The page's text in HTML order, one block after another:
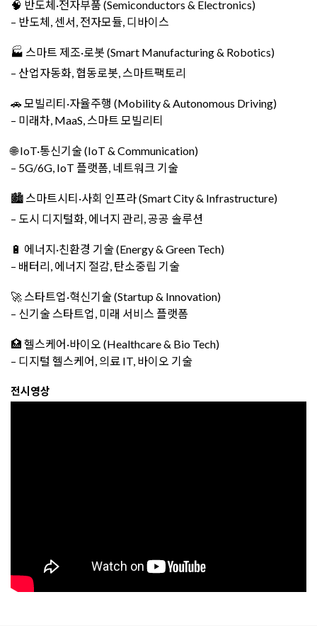
🧠 반도체·전자부품 (Semiconductors & Electronics)
– 반도체, 센서, 전자모듈, 디바이스
🏭 스마트 제조·로봇 (Smart Manufacturing & Robotics)
– 산업자동화, 협동로봇, 스마트팩토리
🚗 모빌리티·자율주행 (Mobility & Autonomous Driving)
– 미래차, MaaS, 스마트 모빌리티
🌐 IoT·통신기술 (IoT & Communication)
– 5G/6G, IoT 플랫폼, 네트워크 기술
🏙️ 스마트시티·사회 인프라 (Smart City & Infrastructure)
– 도시 디지털화, 에너지 관리, 공공 솔루션
🔋 에너지·친환경 기술 (Energy & Green Tech)
– 배터리, 에너지 절감, 탄소중립 기술
🚀 스타트업·혁신기술 (Startup & Innovation)
– 신기술 스타트업, 미래 서비스 플랫폼
🏥 헬스케어·바이오 (Healthcare & Bio Tech)
– 디지털 헬스케어, 의료 IT, 바이오 기술
전시영상